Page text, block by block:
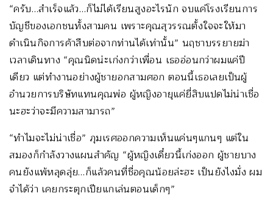
“ครับ…สำเร็จแล้ว…ก็ไม่ได้เรียนสูงอะไรนัก จบแค่โรงเรียนการ
บัญชีของเอกชนทั้งสามคน เพราะคุณสุวรรณตั้งใจจะให้มา
ดำเนินกิจการค้าสืบต่อจากท่านได้เท่านั้น” นฤชาบรรยายฆ่า
เวลาเดินทาง “คุณนิดน่ะเก่งกว่าเพื่อน เธออ่อนกว่าผมแค่ปี
เดียว แต่ทำงานอย่างผู้ชายอกสามศอก ตอนนี้เธอเลยเป็นผู้
อำนวยการบริษัทแทนคุณพ่อ ผู้หญิงอายุแค่ยี่สิบแปดไม่น่าเชื่อ
นะฮะว่าจะมีความสามารถ”
“ทำไมจะไม่น่าเชื่อ” ภุมเรศออกความเห็นแค่นๆแกนๆ แต่ใน
สมองก็กำลังวางแผนสำคัญ “ผู้หญิงเดี๋ยวนี้เก่งออก ผู้ชายบาง
คนยังแพ้หลุดลุ่ย…ก็แล้วคนที่ชื่อคุณน้อยล่ะฮะ เป็นยังไงมั่ง ผม
จำได้ว่า เคยกระตุกเปียแกเล่นตอนเด็กๆ”